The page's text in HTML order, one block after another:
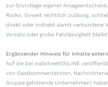
zur Grundlage eigener
Risiko. Soweit rechtlich zulässig,
direkt oder indirekt damit verbundene
Vorsatz oder grobe Fahrlässigkeit
Ergänzender Hinweis für Inhalte
Auf die bei wallstreetONLINE
von Gastkommentatoren,
Gruppe gehörende Unternehmen)